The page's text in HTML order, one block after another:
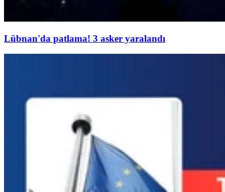
Lübnan'da patlama! 3 asker yaralandı